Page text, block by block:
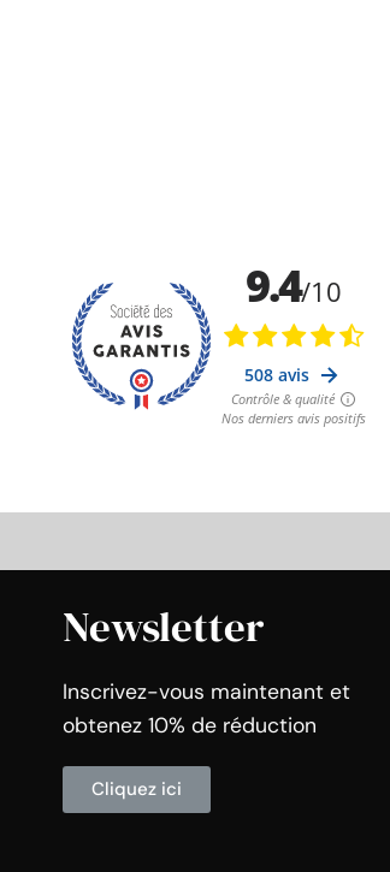
Newsletter
Inscrivez-vous maintenant et
obtenez 10% de réduction
Cliquez ici